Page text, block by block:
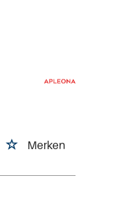
Merken